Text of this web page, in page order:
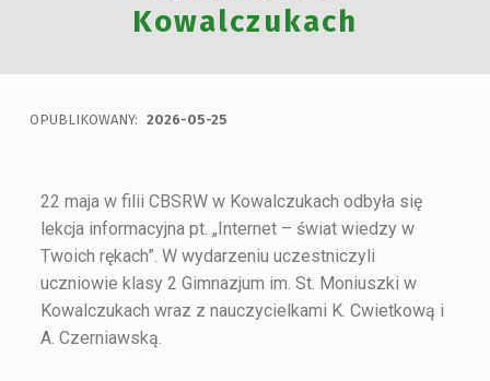
Kowalczukach
OPUBLIKOWANY: 2026-05-25
22 maja w filii CBSRW w Kowalczukach odbyła się
lekcja informacyjna pt. „Internet – świat wiedzy w
Twoich rękach”. W wydarzeniu uczestniczyli
uczniowie klasy 2 Gimnazjum im. St. Moniuszki w
Kowalczukach wraz z nauczycielkami K. Cwietkową i
A. Czerniawską.